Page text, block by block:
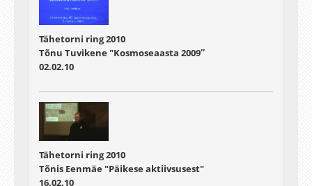
Tähetorni ring 2010
Tõnu Tuvikene "Kosmoseaasta 2009″
02.02.10
Tähetorni ring 2010
Tõnis Eenmäe "Päikese aktiivsusest"
16.02.10